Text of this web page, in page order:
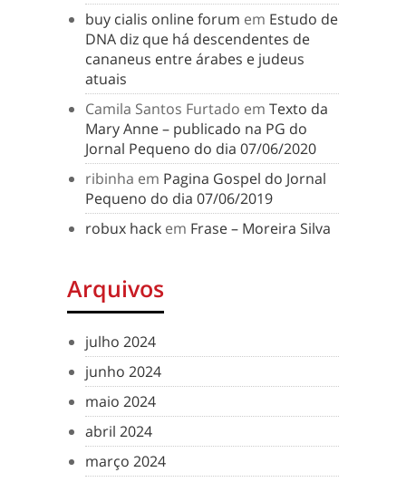
buy cialis online forum em Estudo de
DNA diz que há descendentes de
cananeus entre árabes e judeus
atuais
Camila Santos Furtado em Texto da
Mary Anne – publicado na PG do
Jornal Pequeno do dia 07/06/2020
ribinha em Pagina Gospel do Jornal
Pequeno do dia 07/06/2019
robux hack em Frase – Moreira Silva
Arquivos
julho 2024
junho 2024
maio 2024
abril 2024
março 2024